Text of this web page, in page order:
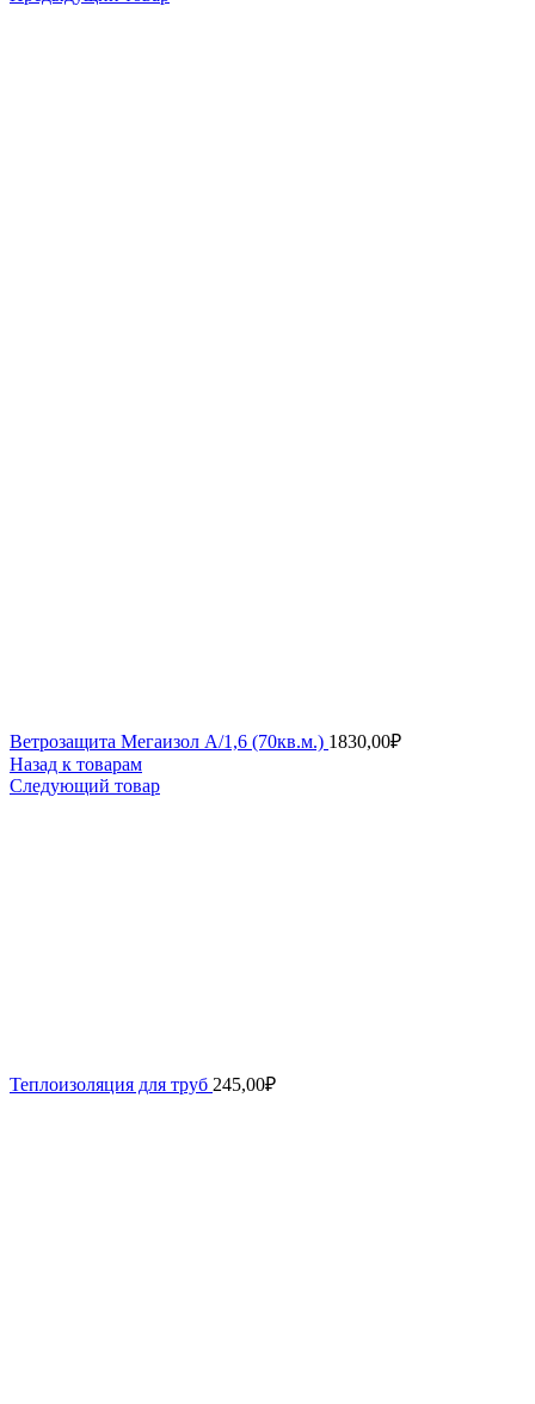
Ветрозащита Мегаизол А/1,6 (70кв.м.) 1830,00₽
Назад к товарам
Следующий товар
Теплоизоляция для труб 245,00₽